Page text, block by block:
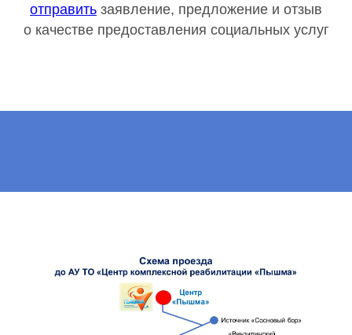
отправить заявление, предложение и отзыв
о качестве предоставления социальных услуг